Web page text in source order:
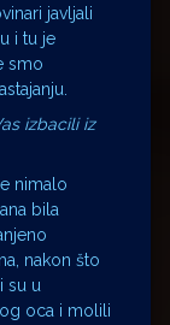
javljali
i tu je
smo
izbacili iz
nimalo
bila
nakon što
su u
oca i molili